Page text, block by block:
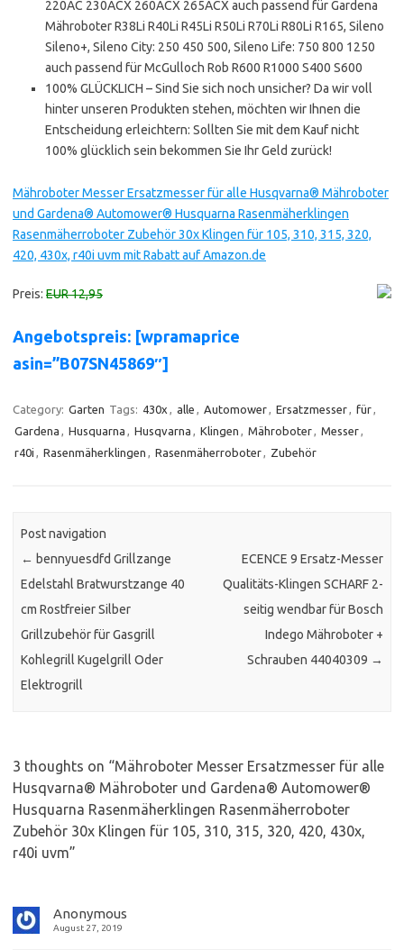
220AC 230ACX 260ACX 265ACX auch passend für Gardena
Mähroboter R38Li R40Li R45Li R50Li R70Li R80Li R165, Sileno
Sileno+, Sileno City: 250 450 500, Sileno Life: 750 800 1250
auch passend für McGulloch Rob R600 R1000 S400 S600
100% GLÜCKLICH – Sind Sie sich noch unsicher? Da wir voll
hinter unseren Produkten stehen, möchten wir Ihnen die
Entscheidung erleichtern: Sollten Sie mit dem Kauf nicht
100% glücklich sein bekommen Sie Ihr Geld zurück!
Mähroboter Messer Ersatzmesser für alle Husqvarna® Mähroboter
und Gardena® Automower® Husquarna Rasenmäherklingen
Rasenmäherroboter Zubehör 30x Klingen für 105, 310, 315, 320,
420, 430x, r40i uvm mit Rabatt auf Amazon.de
Preis: EUR 12,95
Angebotspreis: [wpramaprice
asin=”B07SN45869″]
Category: Garten Tags: 430x , alle , Automower, Ersatzmesser, für,
Gardena , Husquarna , Husqvarna , Klingen , Mähroboter, Messer,
r40i , Rasenmäherklingen , Rasenmäherroboter, Zubehör
Post navigation
← bennyuesdfd Grillzange
Edelstahl Bratwurstzange 40
cm Rostfreier Silber
Grillzubehör für Gasgrill
Kohlegrill Kugelgrill Oder
Elektrogrill
ECENCE 9 Ersatz-Messer
Qualitäts-Klingen SCHARF 2-
seitig wendbar für Bosch
Indego Mähroboter +
Schrauben 44040309 →
3 thoughts on “Mähroboter Messer Ersatzmesser für alle
Husqvarna® Mähroboter und Gardena® Automower®
Husquarna Rasenmäherklingen Rasenmäherroboter
Zubehör 30x Klingen für 105, 310, 315, 320, 420, 430x,
r40i uvm”
Anonymous
August 27, 2019